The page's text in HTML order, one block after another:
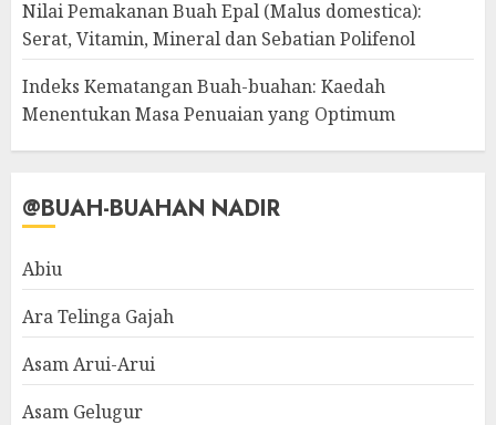
Nilai Pemakanan Buah Epal (Malus domestica):
Serat, Vitamin, Mineral dan Sebatian Polifenol
Indeks Kematangan Buah-buahan: Kaedah
Menentukan Masa Penuaian yang Optimum
@BUAH-BUAHAN NADIR
Abiu
Ara Telinga Gajah
Asam Arui-Arui
Asam Gelugur